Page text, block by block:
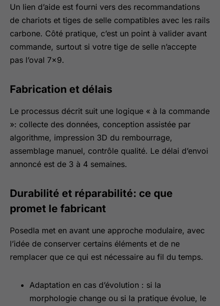
Un lien d’aide est fourni vers des recommandations
de chariots et tiges de selle compatibles avec les rails
carbone. Côté pratique, c’est un point à valider avant
commande, surtout si votre tige de selle n’accepte
pas l’oval 7×9.
Fabrication et délais
Le processus décrit suit une logique « à la commande
»: collecte des données, conception assistée par
algorithme, impression 3D du rembourrage,
assemblage manuel, contrôle qualité. Le délai d’envoi
annoncé est de 3 à 4 semaines.
Durabilité et réparabilité: ce que
promet le fabricant
Posedla met en avant une approche modulaire, avec
l’idée de conserver certains éléments et de ne
remplacer que ce qui est nécessaire au fil du temps.
Adaptation en cas d’évolution : si la
morphologie change ou si la pratique évolue, le